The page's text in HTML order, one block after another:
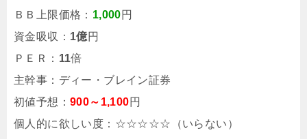
ＢＢ上限価格： 1,000 円
資金吸収： 1億 円
ＰＥＲ： 11倍
主幹事：ディー・ブレイン証券
初値予想： 900～1,100 円
個人的に欲しい度：☆☆☆☆☆（いらない）